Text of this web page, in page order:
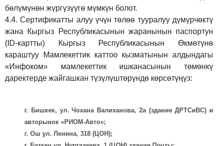
бөлүмүнөн жүргүзүүгө мүмкүн болот.
4.4.Сертификатты алуу үчүн төлөө тууралуу дүмүрчөктү
жана Кыргыз Республикасынын жаранынын паспортун
(ID-картты) Кыргыз Республикасынын Өкмөтүнө
караштуу Мамлекеттик каттоо кызматынын алдындагы
«Инфоком» мамлекеттик ишканасынын төмөнкү
даректерде жайгашкан түзүлүштөрүндө көрсөтүңүз:
г. Бишкек, ул. Чохана Валиханова, 2а (здание ДРТСиВС) и
авторынок «РИОМ-Авто»;
г. Ош ул. Ленина, 318 (ЦОН);